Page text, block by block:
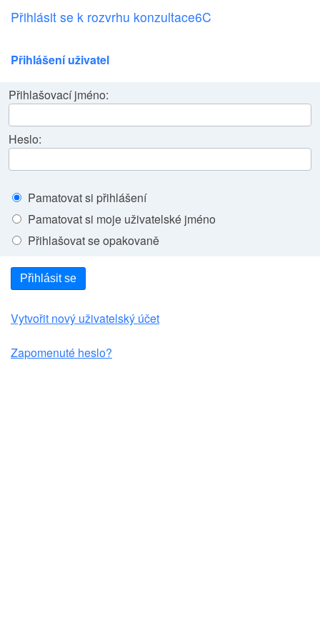
Přihlásit se k rozvrhu konzultace6C
Přihlášení uživatel
Přihlašovací jméno:
Heslo:
Pamatovat si přihlášení
Pamatovat si moje uživatelské jméno
Přihlašovat se opakovaně
Přihlásit se
Vytvořit nový uživatelský účet
Zapomenuté heslo?